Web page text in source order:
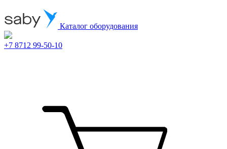
Каталог оборудования
+7 8712 99-50-10